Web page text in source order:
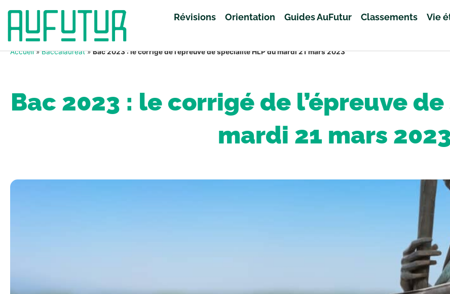
Révisions Orientation Guides AuFutur Classements Vie
Accueil»Baccalauréat»Bac 2023 : le corrigé de l’épreuve de spécialité HLP du mardi 21 mars 2023
Bac 2023 : le corrigé de l’épreuve
mardi 21 mars